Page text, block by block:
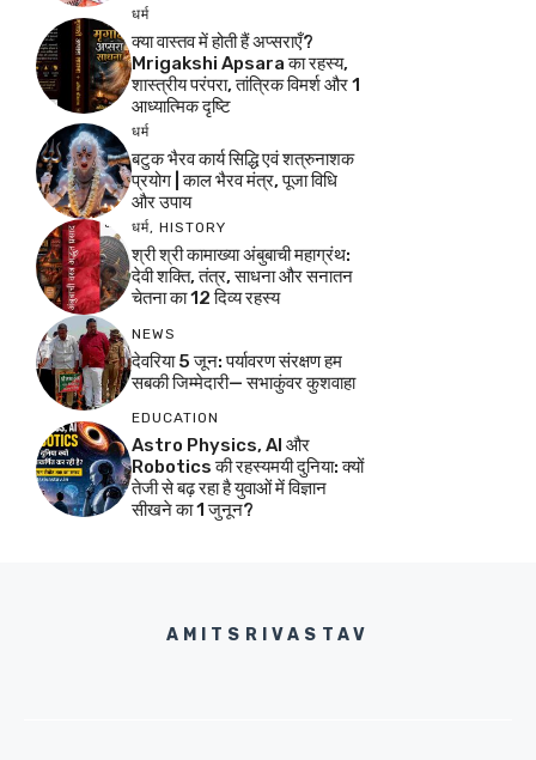
धर्म
क्या वास्तव में होती हैं अप्सराएँ?
Mrigakshi Apsara का रहस्य,
शास्त्रीय परंपरा, तांत्रिक विमर्श और 1
आध्यात्मिक दृष्टि
धर्म
बटुक भैरव कार्य सिद्धि एवं शत्रुनाशक
प्रयोग | काल भैरव मंत्र, पूजा विधि
और उपाय
धर्म, HISTORY
श्री श्री कामाख्या अंबुबाची महाग्रंथ:
देवी शक्ति, तंत्र, साधना और सनातन
चेतना का 12 दिव्य रहस्य
NEWS
देवरिया 5 जून: पर्यावरण संरक्षण हम
सबकी जिम्मेदारी— सभाकुंवर कुशवाहा
EDUCATION
Astro Physics, AI और
Robotics की रहस्यमयी दुनिया: क्यों
तेजी से बढ़ रहा है युवाओं में विज्ञान
सीखने का 1 जुनून?
AMITSRIVASTAV